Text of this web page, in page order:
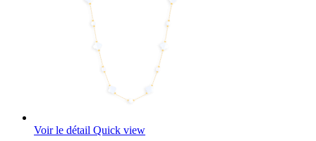
Voir le détail Quick view